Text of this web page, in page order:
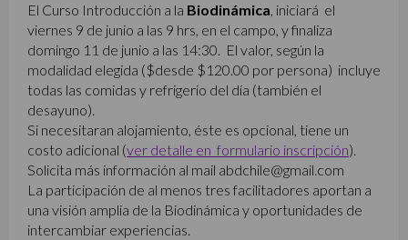
El Curso Introducción a la Biodinámica, iniciará el
viernes 9 de junio a las 9 hrs, en el campo, y finaliza
domingo 11 de junio a las 14:30. El valor, según la
modalidad elegida ($desde $120.00 por persona) incluye
todas las comidas y refrigerio del día (también el
desayuno).
Si necesitaran alojamiento, éste es opcional, tiene un
costo adicional (ver detalle en formulario inscripción).
Solicita más información al mail abdchile@gmail.com
La participación de al menos tres facilitadores aportan a
una visión amplia de la Biodinámica y oportunidades de
intercambiar experiencias.